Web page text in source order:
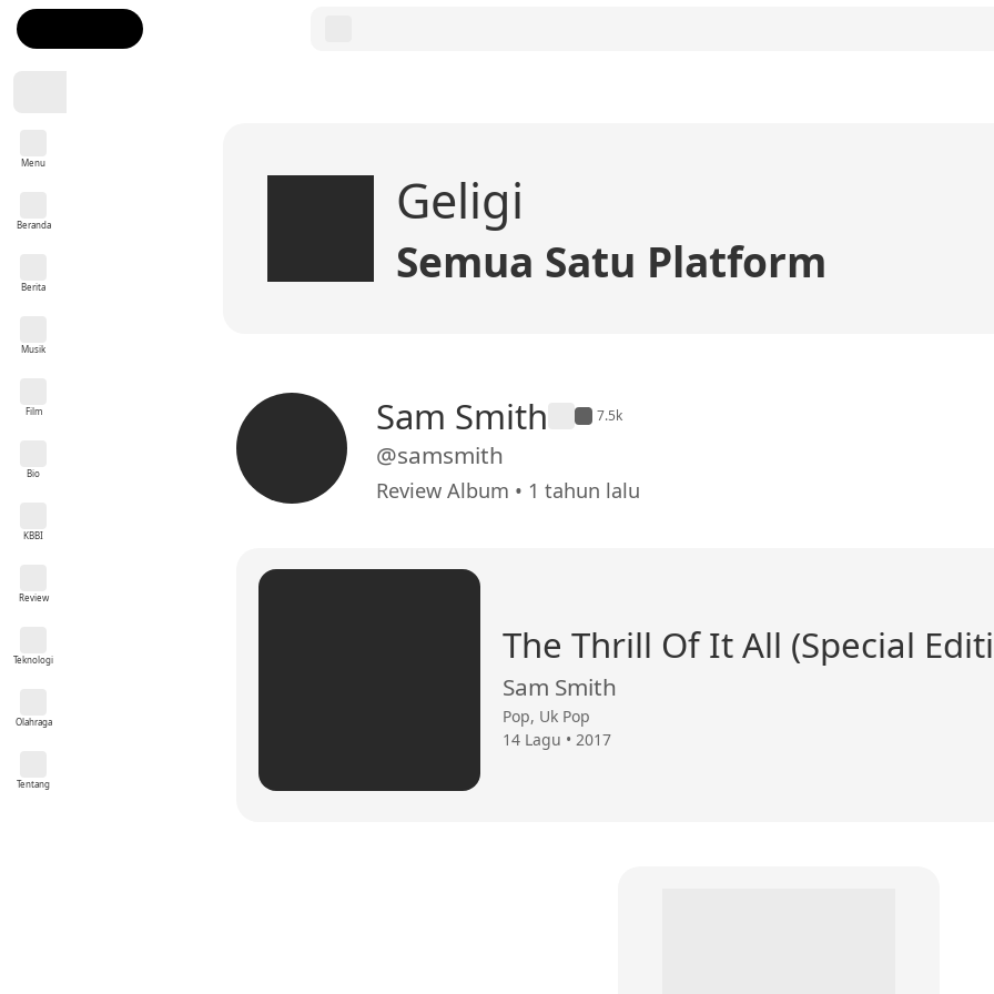
Menu
Beranda
Berita
Musik
Film
Bio
KBBI
Review
Teknologi
Olahraga
Tentang
Geligi
Semua Satu Platform
Sam Smith 7.5k
@samsmith
Review Album • 1 tahun lalu
The Thrill Of It All (Special
Sam Smith
Pop, Uk Pop
14 Lagu • 2017